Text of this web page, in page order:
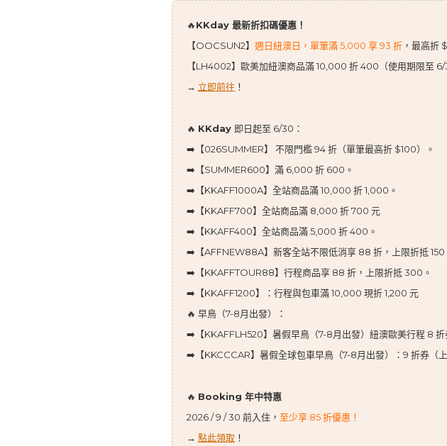
🔥KKday 最新折扣碼優惠！
【OOCSUN2】 週日紐澳日，單筆滿 5,000 享 93 折 ，最高折
【LH4002】歐美加紐澳商品滿 10,000 折 400（使用期限至 6/
→ 立即前往 ！
🔥 KKday 即日起至 6/30：
➡️【026SUMMER】 不限門檻 94 折（單筆最高折 $100）。
➡️【SUMMER600】滿 6,000 折 600。
➡️【KKAFF1000A】全站商品滿 10,000 折 1,000。
➡️【KKAFF700】全站商品滿 8,000 折 700 元
➡️【KKAFF400】全站商品滿 5,000 折 400。
➡️【AFFNEW88A】新客全站不限低消享 88 折，上限折抵 150
➡️【KKAFFTOUR88】行程商品享 88 折，上限折抵 300。
➡️【KKAFF1200】：行程與包車滿 10,000 現折 1,200 元
🔥 早鳥（7-8月出發）：
➡️【KKAFFLH520】暑假早鳥（7-8月出發）紐澳歐美行程 8 折
➡️【KKCCCAR】暑假全球包車早鳥（7-8月出發）：9 折券（
🔥 Booking 年中特惠
2026 / 9 / 30 前入住， 至少享 85 折優惠！
→ 點此領取 ！